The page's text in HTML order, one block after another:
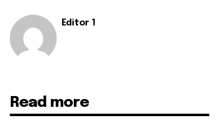
Editor 1
Read more